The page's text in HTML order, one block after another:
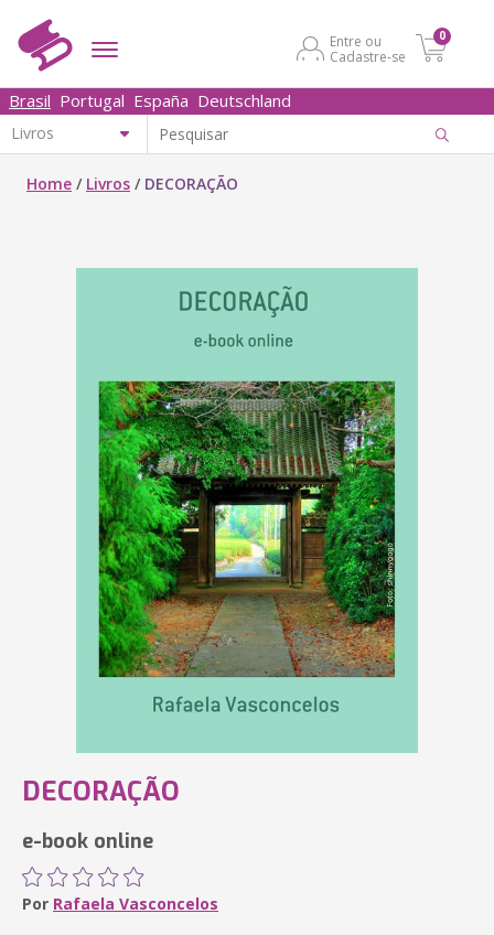
Entre ou
Cadastre-se
0
Brasil Portugal España Deutschland
Home / Livros / DECORAÇÃO
DECORAÇÃO
e-book online
Por Rafaela Vasconcelos